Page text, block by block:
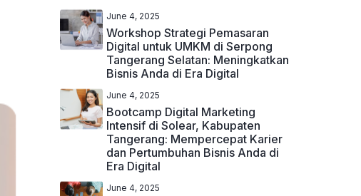
June 4, 2025
Workshop Strategi Pemasaran
Digital untuk UMKM di Serpong
Tangerang Selatan: Meningkatkan
Bisnis Anda di Era Digital
June 4, 2025
Bootcamp Digital Marketing
Intensif di Solear, Kabupaten
Tangerang: Mempercepat Karier
dan Pertumbuhan Bisnis Anda di
Era Digital
June 4, 2025